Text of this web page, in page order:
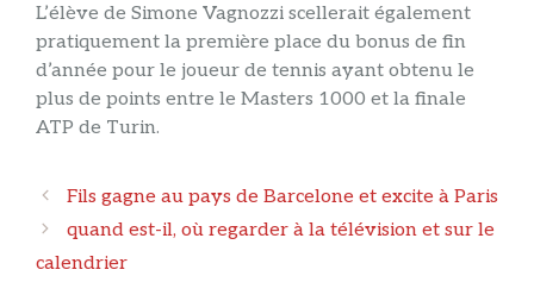
L’élève de Simone Vagnozzi scellerait également
pratiquement la première place du bonus de fin
d’année pour le joueur de tennis ayant obtenu le
plus de points entre le Masters 1000 et la finale
ATP de Turin.
Navigation
des
articles
Fils gagne au pays de Barcelone et excite à Paris
quand est-il, où regarder à la télévision et sur le
calendrier